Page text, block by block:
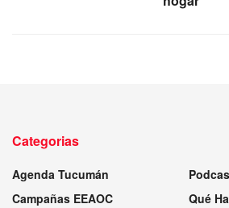
Categorias
Agenda Tucumán
Campañas EEAOC
Qué